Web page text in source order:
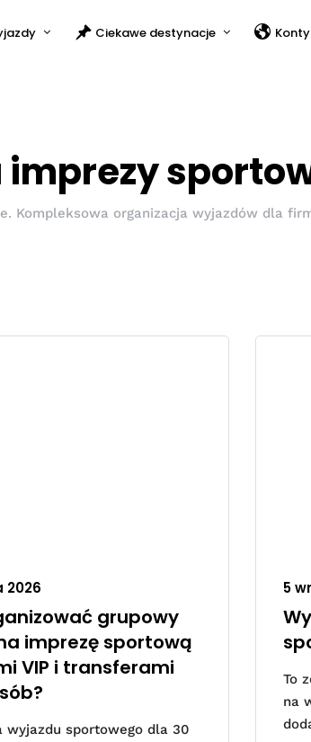
Ciekawe destynacje
imprezy
Kompleksowa organizacja wyjazdów dla
2026
grupowy
imprezę sportową
VIP i transferami
wyjazdu sportowego dla 30
5
To
na